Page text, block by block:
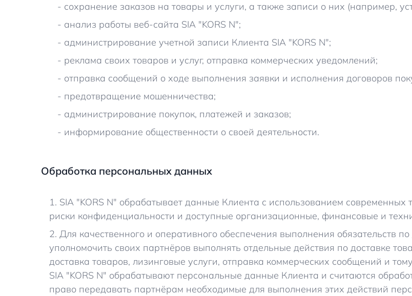
- сохранение заказов на товары и услуги, а также записи о них (например,
- анализ работы веб-сайта SIA "KORS N";
- администрирование учетной записи Клиента SIA "KORS N";
- реклама своих товаров и услуг, отправка коммерческих уведомлений;
- отправка сообщений о ходе выполнения заявки и исполнения договоров
- предотвращение мошенничества;
- администрирование покупок, платежей и заказов;
- информирование общественности о своей деятельности.
Обработка персональных данных
1. SIA "KORS N" обрабатывает данные Клиента с использованием
риски конфиденциальности и доступные организационные, финансовые и
2. Для качественного и оперативного обеспечения выполнения обязательств
уполномочить своих партнёров выполнять отдельные действия по доставке
доставка товаров, лизинговые услуги, отправка коммерческих сообщений и
SIA "KORS N" обрабатывают персональные данные Клиента и считаются
право передавать партнёрам необходимые для выполнения этих действий